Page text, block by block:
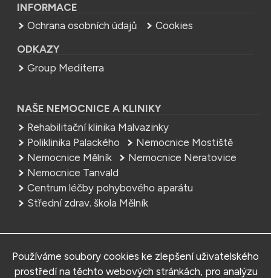
INFORMACE
Ochrana osobních údajů
Cookies
ODKAZY
Group Mediterra
NAŠE NEMOCNICE A KLINIKY
Rehabilitační klinika Malvazinky
Poliklinika Palackého
Nemocnice Mostiště
Nemocnice Mělník
Nemocnice Neratovice
Nemocnice Tanvald
Centrum léčby pohybového aparátu
Střední zdrav. škola Mělník
MEDITERRA – Sedlčany, s.r.o.
Používáme soubory cookies ke zlepšení uživatelského
prostředí na těchto webových stránkách, pro analýzu